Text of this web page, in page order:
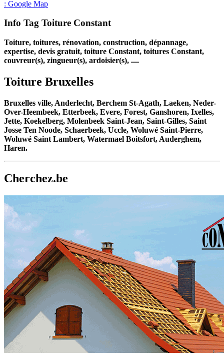
: Google Map
Info Tag Toiture Constant
Toiture, toitures, rénovation, construction, dépannage,
expertise, devis gratuit, toiture Constant, toitures Constant,
couvreur(s), zingueur(s), ardoisier(s), ....
Toiture Bruxelles
Bruxelles ville, Anderlecht, Berchem St-Agath, Laeken, Neder-
Over-Heembeek, Etterbeek, Evere, Forest, Ganshoren, Ixelles,
Jette, Koekelberg, Molenbeek Saint-Jean, Saint-Gilles, Saint
Josse Ten Noode, Schaerbeek, Uccle, Woluwé Saint-Pierre,
Woluwé Saint Lambert, Watermael Boitsfort, Auderghem,
Haren.
Cherchez.be